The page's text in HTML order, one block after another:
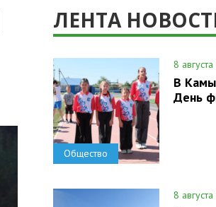
ЛЕНТА
Общество
8
В
День
8